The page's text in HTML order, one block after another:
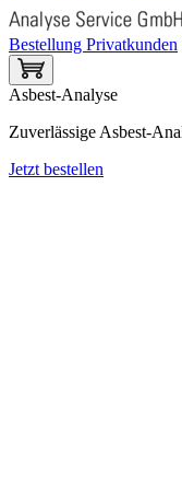
Bestellung Privatkunden
Asbest-Analyse
Zuverlässige Asbest-
Jetzt bestellen